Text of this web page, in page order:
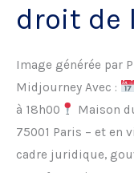
droit de
Image générée par
Midjourney Avec :
à 18h00
Maison
75001 Paris – et en
cadre juridique,